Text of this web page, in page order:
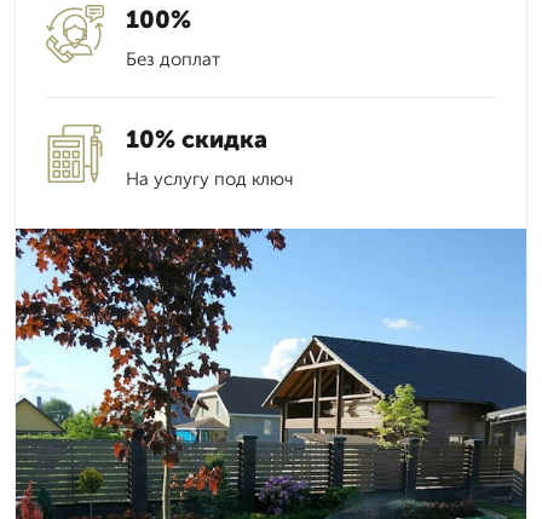
100%
Без доплат
10% скидка
На услугу под ключ